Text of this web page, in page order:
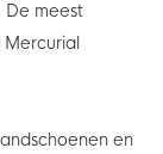
De meest
Mercurial
en